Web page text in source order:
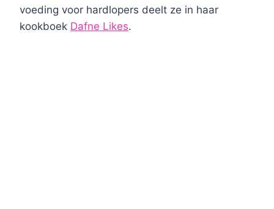
voeding voor hardlopers deelt ze in haar
kookboek Dafne Likes.